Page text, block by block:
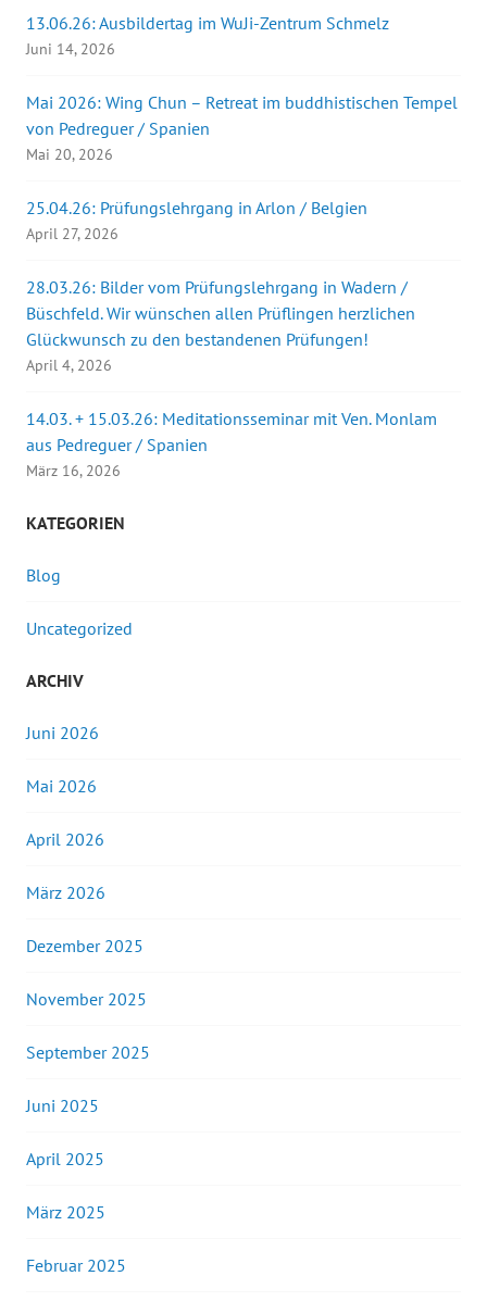
13.06.26: Ausbildertag im WuJi-Zentrum Schmelz
Juni 14, 2026
Mai 2026: Wing Chun – Retreat im buddhistischen Tempel
von Pedreguer / Spanien
Mai 20, 2026
25.04.26: Prüfungslehrgang in Arlon / Belgien
April 27, 2026
28.03.26: Bilder vom Prüfungslehrgang in Wadern /
Büschfeld. Wir wünschen allen Prüflingen herzlichen
Glückwunsch zu den bestandenen Prüfungen!
April 4, 2026
14.03. + 15.03.26: Meditationsseminar mit Ven. Monlam
aus Pedreguer / Spanien
März 16, 2026
KATEGORIEN
Blog
Uncategorized
ARCHIV
Juni 2026
Mai 2026
April 2026
März 2026
Dezember 2025
November 2025
September 2025
Juni 2025
April 2025
März 2025
Februar 2025